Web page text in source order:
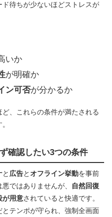
ド待ちが少ないほどストレスが
いか
が明確か
ン可否が分かるか
、これらの条件が満たされる
確認したい3つの条件
と 広告とオフライン挙動を事前
ではありませんが、
自然回復
が用意されていると快適です。
とテンポが守られ、強制全画面